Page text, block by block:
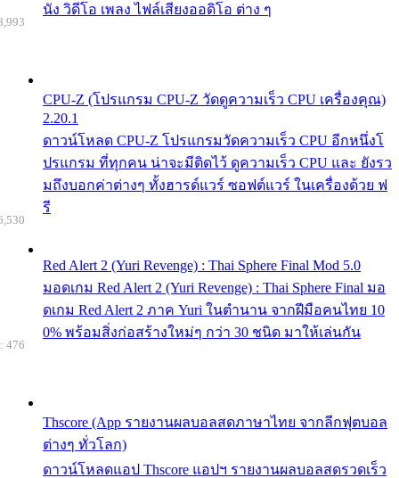
นัง วิดีโอ เพลง ไฟล์เสียงออดิโอ ต่าง ๆ
CPU-Z (โปรแกรม CPU-Z วัดดูความเร็ว CPU เครื่องคุณ)
2.20.1
ดาวน์โหลด CPU-Z โปรแกรมวัดความเร็ว CPU อีกหนึ่งโ
ปรแกรม ที่ทุกคน น่าจะมีติดไว้ ดูความเร็ว CPU และ ยังรว
มถึงบอกค่าต่างๆ ทั้งฮารด์แวร์ ซอฟต์แวร์ ในเครื่องด้วย ฟ
รี
Red Alert 2 (Yuri Revenge) : Thai Sphere Final Mod 5.0
มอดเกม Red Alert 2 (Yuri Revenge) : Thai Sphere Final มอ
ดเกม Red Alert 2 ภาค Yuri ในตำนาน จากฝีมือคนไทย 10
0% พร้อมสิ่งก่อสร้างใหม่ๆ กว่า 30 ชนิด มาให้เล่นกัน
Thscore (App รายงานผลบอลสดภาษาไทย จากลีกฟุตบอล
ต่างๆ ทั่วโลก)
ดาวน์โหลดแอป Thscore แอปฯ รายงานผลบอลสดรวดเร็ว
476